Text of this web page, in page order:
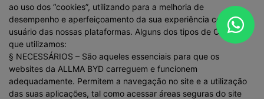
ao uso dos “cookies”, utilizando para a melhoria de
desempenho e aperfeiçoamento da sua experiência como
usuário das nossas plataformas. Alguns dos tipos de Cookies
que utilizamos:
§ NECESSÁRIOS – São aqueles essenciais para que os
websites da ALLMA BYD carreguem e funcionem
adequadamente. Permitem a navegação no site e a utilização
das suas aplicações, tal como acessar áreas seguras do site